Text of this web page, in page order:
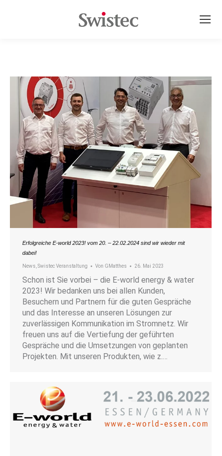
Erfolgreiche E-world 2023! vom 20. – 22.02.2024 sind wir wieder mit
dabei!
News,Swistec Veranstaltung Von GMatthes 26. Mai 2023
Schon ist Sie vorbei – die E-world energy & water
2023! Wir bedanken uns bei allen Kunden,
Besuchern und Partnern für die guten Gespräche
und das Interesse an unseren Lösungen zur
zuverlässigen Kommunikation im Stromnetz. Wir
freuen uns auf die Vertiefung der geführten
Gespräche und die Umsetzungen von geplanten
Projekten. Mit unseren Produkten, wie z.…